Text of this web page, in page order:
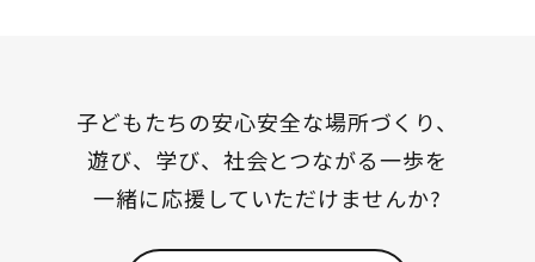
子どもたちの安心安全な場所づくり、
遊び、学び、社会とつながる一歩を
一緒に応援していただけませんか?